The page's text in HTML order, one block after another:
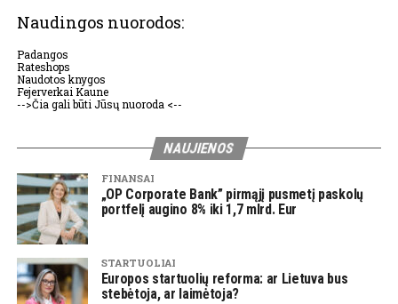
Naudingos nuorodos:
Padangos
Rateshops
Naudotos knygos
Fejerverkai Kaune
-->Čia gali būti Jūsų nuoroda <--
NAUJIENOS
FINANSAI
„OP Corporate Bank” pirmąjį pusmetį paskolų
portfelį augino 8% iki 1,7 mlrd. Eur
STARTUOLIAI
Europos startuolių reforma: ar Lietuva bus
stebėtoja, ar laimėtoja?